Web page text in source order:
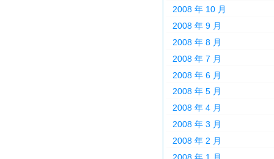
2008 年 10 月
2008 年 9 月
2008 年 8 月
2008 年 7 月
2008 年 6 月
2008 年 5 月
2008 年 4 月
2008 年 3 月
2008 年 2 月
2008 年 1 月